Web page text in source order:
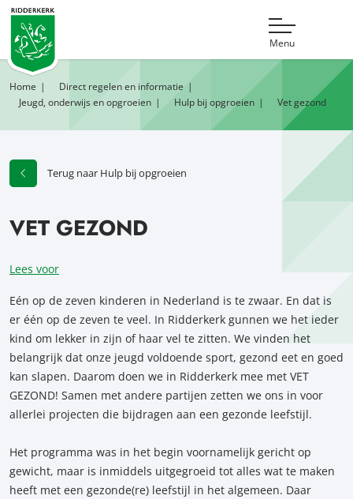
Menu
Home
Direct regelen en informatie
Jeugd, onderwijs en opgroeien
Hulp bij opgroeien Vet gezond
Terug naar Hulp bij opgroeien
VET GEZOND
Lees voor
Eén op de zeven kinderen in Nederland is te zwaar. En dat is
er één op de zeven te veel. In Ridderkerk gunnen we het ieder
kind om lekker in zijn of haar vel te zitten. We vinden het
belangrijk dat onze jeugd voldoende sport, gezond eet en goed
kan slapen. Daarom doen we in Ridderkerk mee met VET
GEZOND! Samen met andere partijen zetten we ons in voor
allerlei projecten die bijdragen aan een gezonde leefstijl.
Het programma was in het begin voornamelijk gericht op
gewicht, maar is inmiddels uitgegroeid tot alles wat te maken
heeft met een gezonde(re) leefstijl in het algemeen. Daar